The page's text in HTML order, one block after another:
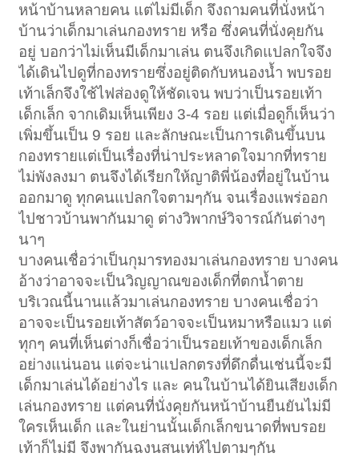
หน้าบ้านหลายคน แต่ไม่มีเด็ก จึงถามคนที่นั่งหน้า
บ้านว่าเด็กมาเล่นกองทราย หรือ ซึ่งคนที่นั่งคุยกัน
อยู่ บอกว่าไม่เห็นมีเด็กมาเล่น ตนจึงเกิดแปลกใจจึง
ได้เดินไปดูที่กองทรายซึ่งอยู่ติดกับหนองน้ำ พบรอย
เท้าเล็กจึงใช้ไฟส่องดูให้ชัดเจน พบว่าเป็นรอยเท้า
เด็กเล็ก จากเดิมเห็นเพียง 3-4 รอย แต่เมื่อดูก็เห็นว่า
เพิ่มขึ้นเป็น 9 รอย และลักษณะเป็นการเดินขึ้นบน
กองทรายแต่เป็นเรื่องที่น่าประหลาดใจมากที่ทราย
ไม่พังลงมา ตนจึงได้เรียกให้ญาติพี่น้องที่อยู่ในบ้าน
ออกมาดู ทุกคนแปลกใจตามๆกัน จนเรื่องแพร่ออก
ไปชาวบ้านพากันมาดู ต่างวิพากษ์วิจารณ์กันต่างๆ
นาๆ
บางคนเชื่อว่าเป็นกุมารทองมาเล่นกองทราย บางคน
อ้างว่าอาจจะเป็นวิญญาณของเด็กที่ตกน้ำตาย
บริเวณนี้นานแล้วมาเล่นกองทราย บางคนเชื่อว่า
อาจจะเป็นรอยเท้าสัตว์อาจจะเป็นหมาหรือแมว แต่
ทุกๆ คนที่เห็นต่างก็เชื่อว่าเป็นรอยเท้าของเด็กเล็ก
อย่างแน่นอน แต่จะน่าแปลกตรงที่ดึกดื่นเช่นนี้จะมี
เด็กมาเล่นได้อย่างไร และ คนในบ้านได้ยินเสียงเด็ก
เล่นกองทราย แต่คนที่นั่งคุยกันหน้าบ้านยืนยันไม่มี
ใครเห็นเด็ก และในย่านนั้นเด็กเล็กขนาดที่พบรอย
เท้าก็ไม่มี จึงพากันฉงนสนเท่ห์ไปตามๆกัน